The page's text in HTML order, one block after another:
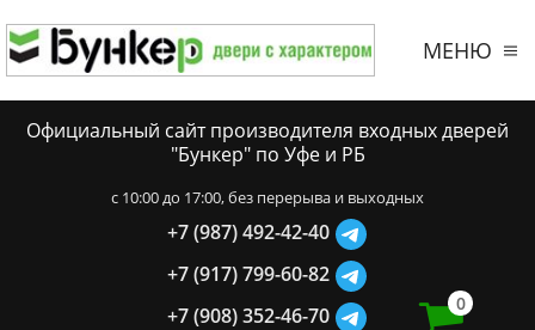
МЕНЮ
Официальный сайт производителя входных дверей
"Бункер" по Уфе и РБ
c 10:00 до 17:00, без перерыва и выходных
+7 (987) 492-42-40
+7 (917) 799-60-82
+7 (908) 352-46-70
0